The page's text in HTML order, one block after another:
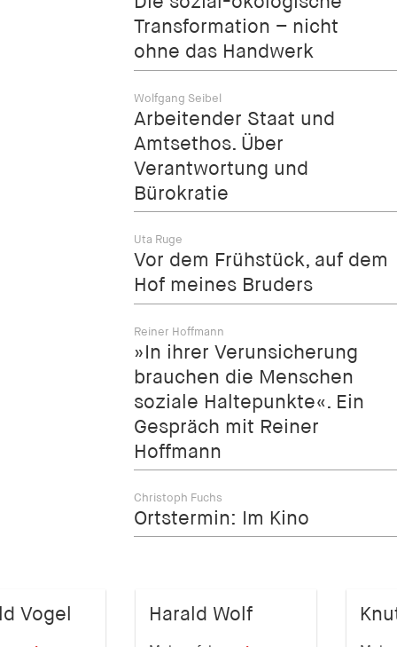
Transformation – nicht
ohne das Handwerk
Wolfgang Seibel
Arbeitender Staat und
Amtsethos. Über
Verantwortung und
Bürokratie
Uta Ruge
Vor dem Frühstück, auf dem
Hof meines Bruders
Reiner Hoffmann
»In ihrer Verunsicherung
brauchen die Menschen
soziale Haltepunkte«. Ein
Gespräch mit Reiner
Hoffmann
Christoph Fuchs
Ortstermin: Im Kino
Vogel Harald Wolf